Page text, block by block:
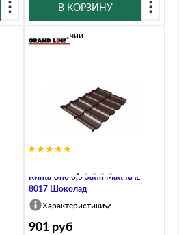
В КОРЗИНУ
Kvinta Uno 0,5 Satin Мatt RAL
8017 Шоколад
В наличии
Характеристики
901 руб